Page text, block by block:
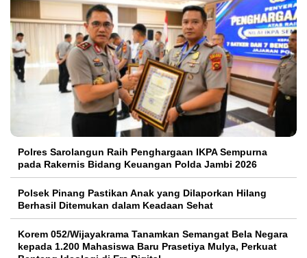
Polres Sarolangun Raih Penghargaan IKPA Sempurna
pada Rakernis Bidang Keuangan Polda Jambi 2026
Polsek Pinang Pastikan Anak yang Dilaporkan Hilang
Berhasil Ditemukan dalam Keadaan Sehat
Korem 052/Wijayakrama Tanamkan Semangat Bela Negara
kepada 1.200 Mahasiswa Baru Prasetiya Mulya, Perkuat